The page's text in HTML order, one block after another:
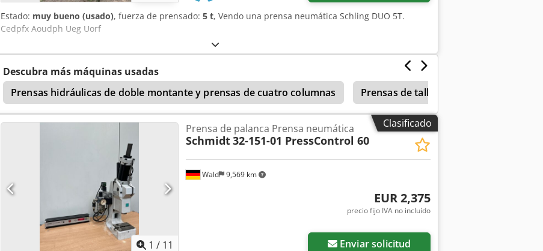
Estado: muy bueno (usado), fuerza de prensado: 5 t, Vendo una prensa neumática Schling DUO 5T.
Cedpfx Aoudph Ueg Uorf
Descubra más máquinas usadas
Prensas hidráulicas de doble montante y prensas de cuatro columnas
Prensas de taller
Clasificado
1 / 11
Wald 9,569 km
Prensa de palanca Prensa neumática
Schmidt32-151-01 PressControl 60
EUR 2,375
precio fijo IVA no incluído
Enviar solicitud